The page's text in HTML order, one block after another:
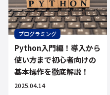
プログラミング
Python入門編！導入から
使い方まで初心者向けの
基本操作を徹底解説！
2025.04.14